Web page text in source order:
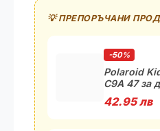
💡 ПРЕПОРЪЧАНИ
-50%
Polaroid
C9A 47 за
42.95 лв